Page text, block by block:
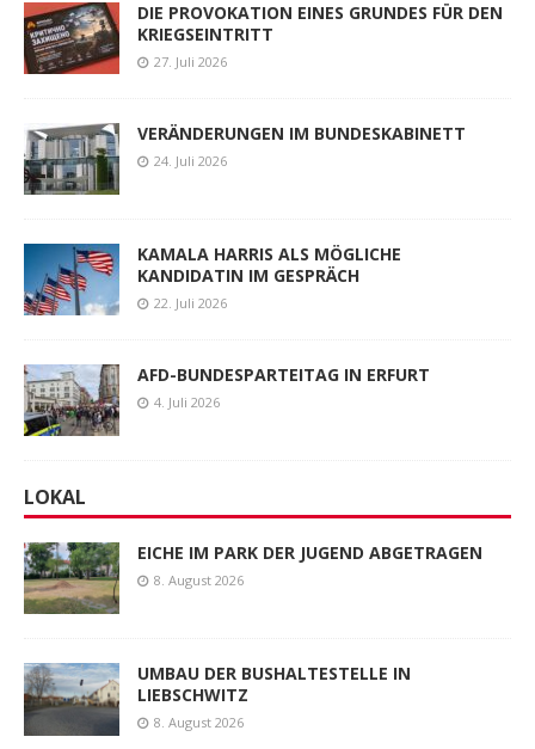
DIE PROVOKATION EINES GRUNDES FÜR DEN
KRIEGSEINTRITT
27. Juli 2026
VERÄNDERUNGEN IM BUNDESKABINETT
24. Juli 2026
KAMALA HARRIS ALS MÖGLICHE
KANDIDATIN IM GESPRÄCH
22. Juli 2026
AFD-BUNDESPARTEITAG IN ERFURT
4. Juli 2026
LOKAL
EICHE IM PARK DER JUGEND ABGETRAGEN
8. August 2026
UMBAU DER BUSHALTESTELLE IN
LIEBSCHWITZ
8. August 2026